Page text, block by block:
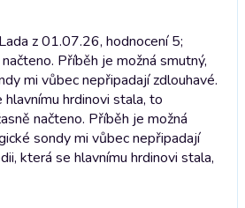
z 01.07.26, hodnocení 5;
Příběh je možná smutný,
mi vůbec nepřipadají zdlouhavé.
hrdinovi stala, to
načteno. Příběh je možná
sondy mi vůbec nepřipadají
která se hlavnímu hrdinovi stala,